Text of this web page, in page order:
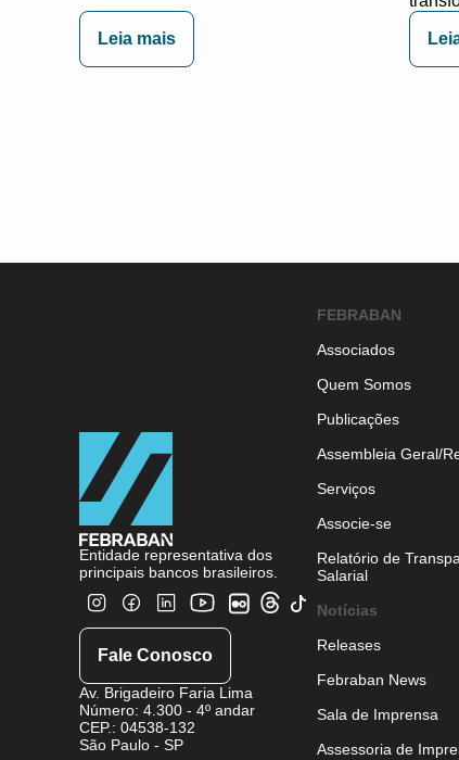
Leia mais
Entidade representativa dos
principais bancos brasileiros.
Fale Conosco
Av. Brigadeiro Faria Lima
Número: 4.300 - 4º andar
CEP.: 04538-132
São Paulo - SP
FEBRABAN
Associados
Quem Somos
Publicações
Assembleia Geral/
Serviços
Associe-se
Relatório de
Salarial
Notícias
Releases
Febraban News
Sala de Imprensa
Assessoria de